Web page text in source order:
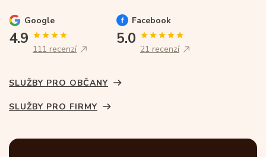
Google
4.9
111 recenzí
Facebook
5.0
21 recenzí
SLUŽBY PRO OBČANY
SLUŽBY PRO FIRMY